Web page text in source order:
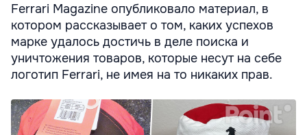
Ferrari Magazine опубликовало материал, в
котором рассказывает о том, каких успехов
марке удалось достичь в деле поиска и
уничтожения товаров, которые несут на себе
логотип Ferrari, не имея на то никаких прав.